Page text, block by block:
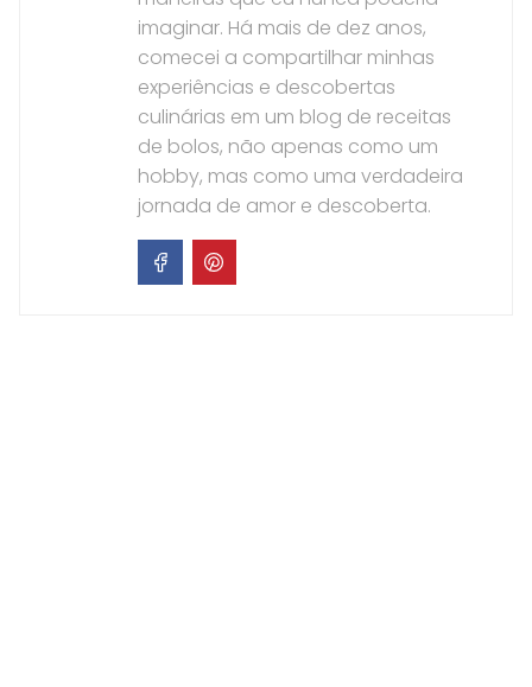
imaginar. Há mais de dez anos,
comecei a compartilhar minhas
experiências e descobertas
culinárias em um blog de receitas
de bolos, não apenas como um
hobby, mas como uma verdadeira
jornada de amor e descoberta.